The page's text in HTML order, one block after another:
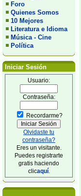
Foro
Quienes Somos
10 Mejores
Literatura e Idioma
Música - Cine
Política
Iniciar Sesión
Usuario:
Contraseña:
Recordarme?
Olvidaste tu
contraseña?
Eres un visitante.
Puedes registrarte
gratis haciendo
clicaquí.